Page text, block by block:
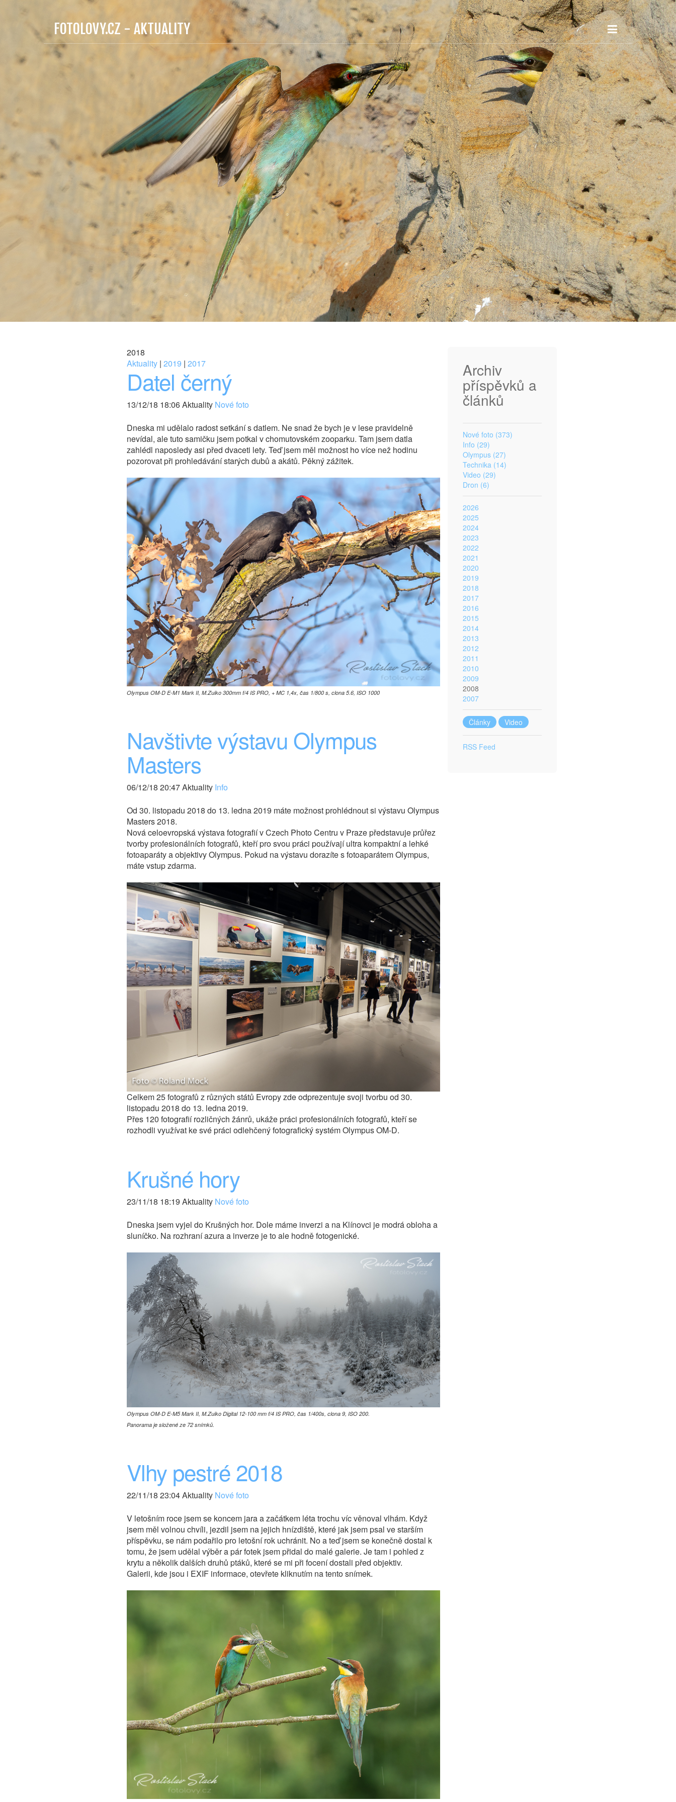
FOTOLOVY.CZ - AKTUALITY
2018
Aktuality | 2019 | 2017
Datel černý
13/12/18 18:06 Aktuality Nové foto
Dneska mi udělalo radost setkání s datlem. Ne snad že bych je v lese pravidelně
nevídal, ale tuto samičku jsem potkal v chomutovském zooparku. Tam jsem datla
zahlédl naposledy asi před dvaceti lety. Teď jsem měl možnost ho více než hodinu
pozorovat při prohledávání starých dubů a akátů. Pěkný zážitek.
Olympus OM-D E-M1 Mark II, M.Zuiko 300mm f/4 IS PRO, + MC 1,4x, čas 1/800 s, clona 5.6, ISO 1000
Navštivte výstavu Olympus
Masters
06/12/18 20:47 Aktuality Info
Od 30. listopadu 2018 do 13. ledna 2019 máte možnost prohlédnout si výstavu Olympus
Masters 2018.
Nová celoevropská výstava fotografií v Czech Photo Centru v Praze představuje průřez
tvorby profesionálních fotografů, kteří pro svou práci používají ultra kompaktní a lehké
fotoaparáty a objektivy Olympus. Pokud na výstavu dorazíte s fotoaparátem Olympus,
máte vstup zdarma.
Celkem 25 fotografů z různých států Evropy zde odprezentuje svoji tvorbu od 30.
listopadu 2018 do 13. ledna 2019.
Přes 120 fotografií rozličných žánrů, ukáže práci profesionálních fotografů, kteří se
rozhodli využívat ke své práci odlehčený fotografický systém Olympus OM-D.
Krušné hory
23/11/18 18:19 Aktuality Nové foto
Dneska jsem vyjel do Krušných hor. Dole máme inverzi a na Klínovci je modrá obloha a
sluníčko. Na rozhraní azura a inverze je to ale hodně fotogenické.
Olympus OM-D E-M5 Mark II, M.Zuiko Digital 12-100 mm f/4 IS PRO, čas 1/400s, clona 9, ISO 200.
Panorama je složené ze 72 snímků.
Vlhy pestré 2018
22/11/18 23:04 Aktuality Nové foto
V letošním roce jsem se koncem jara a začátkem léta trochu víc věnoval vlhám. Když
jsem měl volnou chvíli, jezdil jsem na jejich hnízdiště, které jak jsem psal ve starším
příspěvku, se nám podařilo pro letošní rok uchránit. No a teď jsem se konečně dostal k
tomu, že jsem udělal výběr a pár fotek jsem přidal do malé galerie. Je tam i pohled z
krytu a několik dalších druhů ptáků, které se mi při focení dostali před objektiv.
Galerii, kde jsou i EXIF informace, otevřete kliknutím na tento snímek.
Archiv
příspěvků a
článků
Nové foto (373)
Info (29)
Olympus (27)
Technika (14)
Video (29)
Dron (6)
2026
2025
2024
2023
2022
2021
2020
2019
2018
2017
2016
2015
2014
2013
2012
2011
2010
2009
2008
2007
Články Video
RSS Feed